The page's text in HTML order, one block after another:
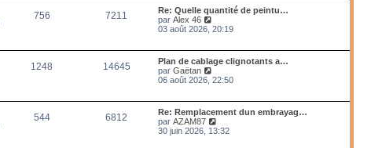
m
e
s
s
g
e
e
d
e
n
i
r
e
s
s
a
g
756 7211
Re: Quelle quantité de peintu…
parAlex 46
o
e
d
e
n
i
e
r
03 août 2026, 20:19
1248 14645
Plan de cablage clignotants a…
parGaëtan
o
e
d
e
06 août 2026, 22:50
544 6812
Re: Remplacement dun embrayag…
parAZAM87
o
30 juin 2026, 13:32